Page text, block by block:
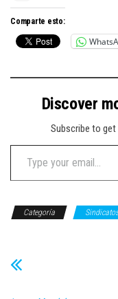
Comparte esto:
Discover
Subscribe to
Type your email…
Categoría Sindicatos